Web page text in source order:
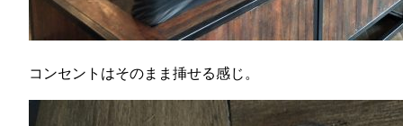
コンセントはそのまま挿せる感じ。